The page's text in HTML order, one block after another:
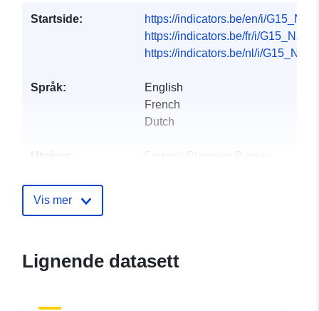
Startside:
https://indicators.be/en/i/
https://indicators.be/fr/i/G15_N2L/fr
https://indicators.be/nl/i/G15_N2L/
Språk:
English
French
Dutch
Utgiver:
Federal Planning Bureau
mailto:indicators@plan.be
Katalogopptak:
Vis mer
Lignende datasett